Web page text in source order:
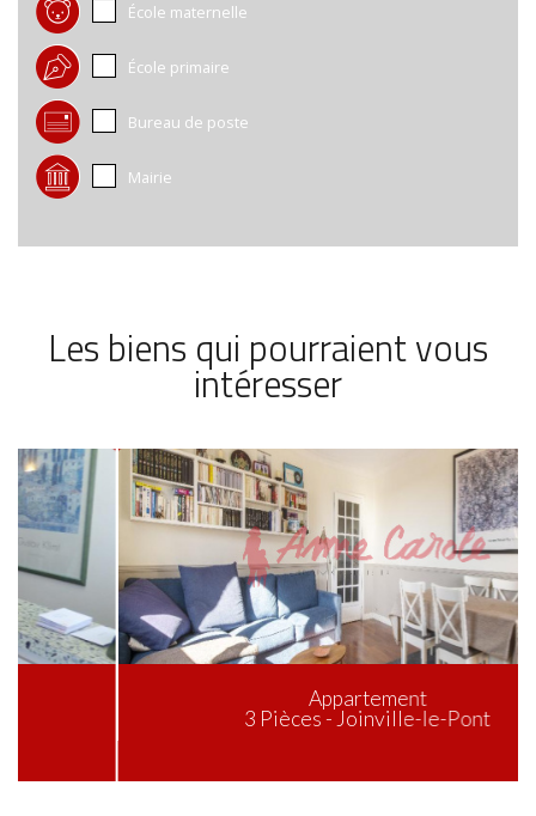
École maternelle
École primaire
Bureau de poste
Mairie
Les biens qui pourraient vous
intéresser
Appartement
3 Pièces - Joinville-le-Pont